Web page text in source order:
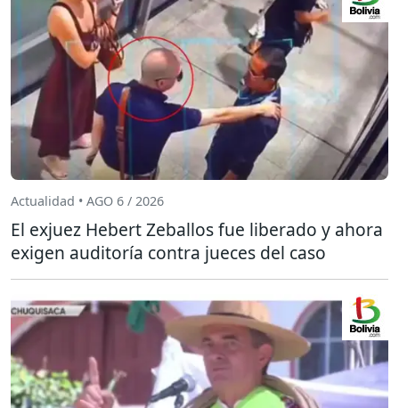
Actualidad • AGO 6 / 2026
El exjuez Hebert Zeballos fue liberado y ahora
exigen auditoría contra jueces del caso